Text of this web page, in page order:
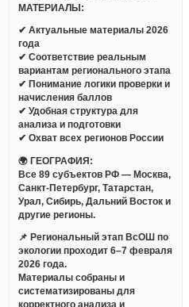
МАТЕРИАЛЫ:
✔ Актуальные материалы 2026
года
✔ Соответствие реальным
вариантам регионального этапа
✔ Понимание логики проверки и
начисления баллов
✔ Удобная структура для
анализа и подготовки
✔ Охват всех регионов России
🌍 ГЕОГРАФИЯ:
Все 89 субъектов РФ — Москва,
Санкт-Петербург, Татарстан,
Урал, Сибирь, Дальний Восток и
другие регионы.
📌 Региональный этап ВсОШ по
экологии проходит 6–7 февраля
2026 года.
Материалы собраны и
систематизированы для
корректного анализа и